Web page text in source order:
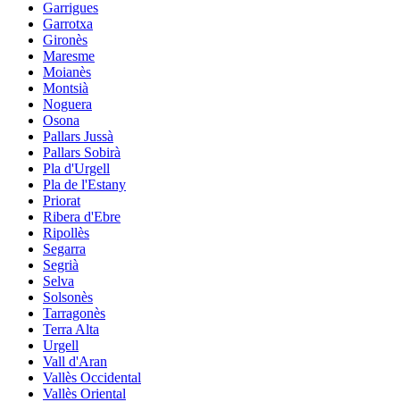
Garrigues
Garrotxa
Gironès
Maresme
Moianès
Montsià
Noguera
Osona
Pallars Jussà
Pallars Sobirà
Pla d'Urgell
Pla de l'Estany
Priorat
Ribera d'Ebre
Ripollès
Segarra
Segrià
Selva
Solsonès
Tarragonès
Terra Alta
Urgell
Vall d'Aran
Vallès Occidental
Vallès Oriental